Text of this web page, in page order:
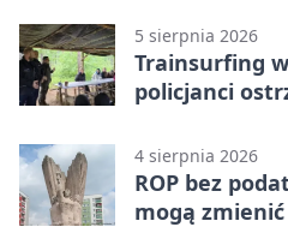
5 sierpnia 2026
Trainsurfing
policjanci
4 sierpnia 2026
ROP bez
mogą